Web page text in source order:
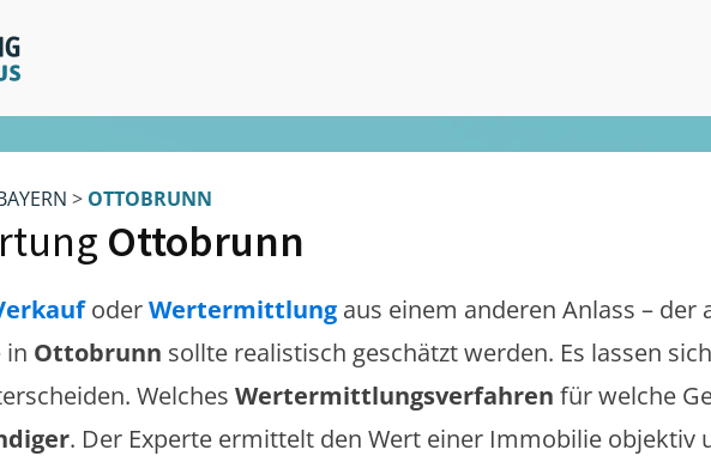
> OTTOBRUNN
Ottobrunn
oderWertermittlung aus einem anderen Anlass – der
in Ottobrunn sollte realistisch geschätzt werden. Es lassen
Welches Wertermittlungsverfahren für welche
. Der Experte ermittelt den Wert einer Immobilie objektiv